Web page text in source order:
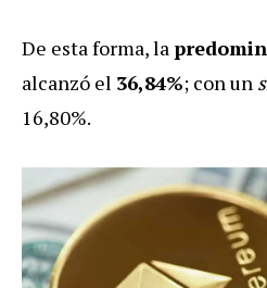
De esta forma, la
alcanzó el 36,84%; con un
16,80%.